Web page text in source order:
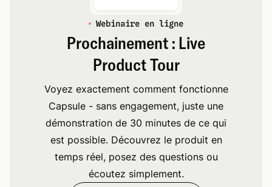
Webinaire en ligne
Prochainement : Live
Product Tour
Voyez exactement comment fonctionne
Capsule - sans engagement, juste une
démonstration de 30 minutes de ce qui
est possible. Découvrez le produit en
temps réel, posez des questions ou
écoutez simplement.